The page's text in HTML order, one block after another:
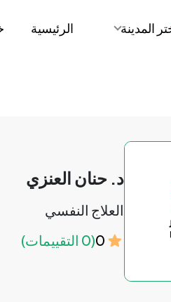
المدينة الرئيسية
د. حنان العنزي
العلاج النفسي
0(0 التقييمات)